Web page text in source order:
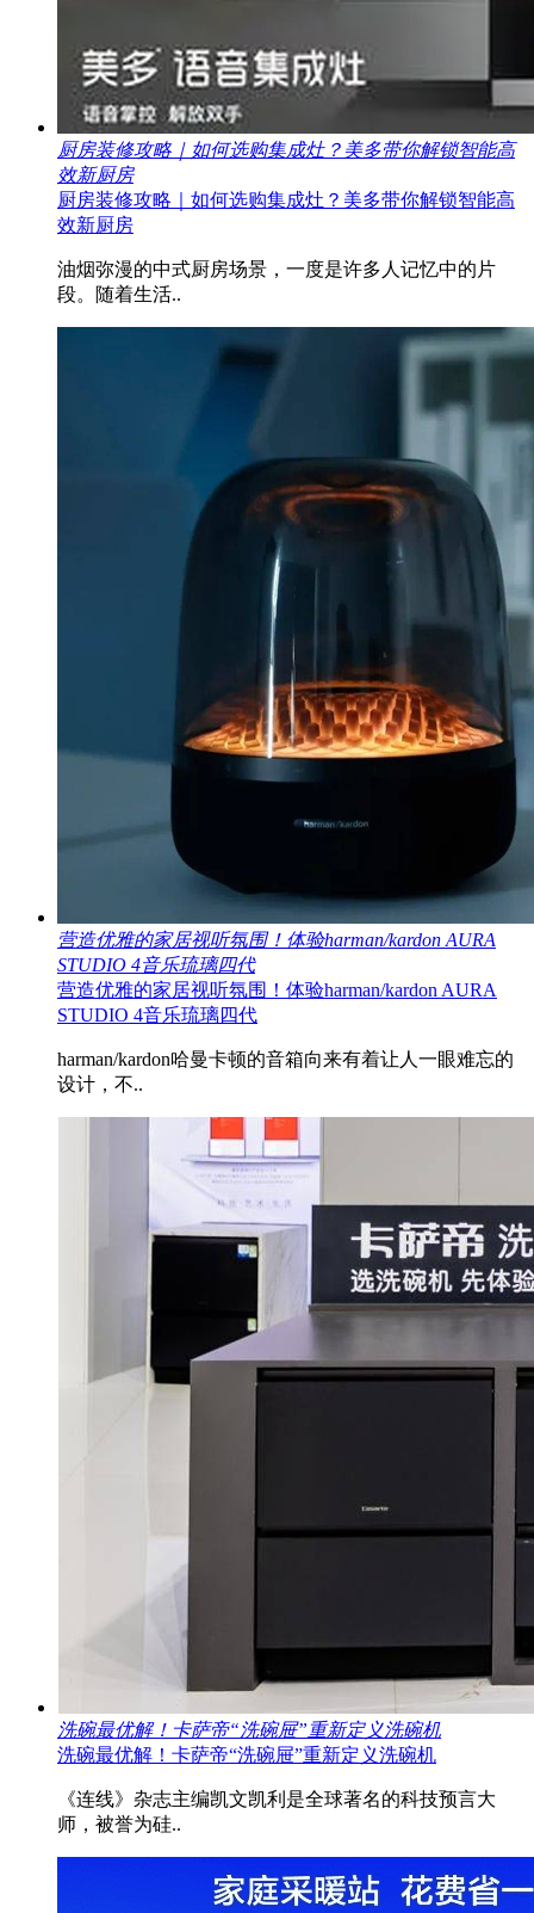
厨房装修攻略｜如何选购集成灶？美多带你解锁智能高
效新厨房
厨房装修攻略｜如何选购集成灶？美多带你解锁智能高
效新厨房
油烟弥漫的中式厨房场景，一度是许多人记忆中的片
段。随着生活..
营造优雅的家居视听氛围！体验harman/kardon AURA
STUDIO 4音乐琉璃四代
营造优雅的家居视听氛围！体验harman/kardon AURA
STUDIO 4音乐琉璃四代
harman/kardon哈曼卡顿的音箱向来有着让人一眼难忘的
设计，不..
洗碗最优解！卡萨帝“洗碗屉”重新定义洗碗机
洗碗最优解！卡萨帝“洗碗屉”重新定义洗碗机
《连线》杂志主编凯文凯利是全球著名的科技预言大
师，被誉为硅..